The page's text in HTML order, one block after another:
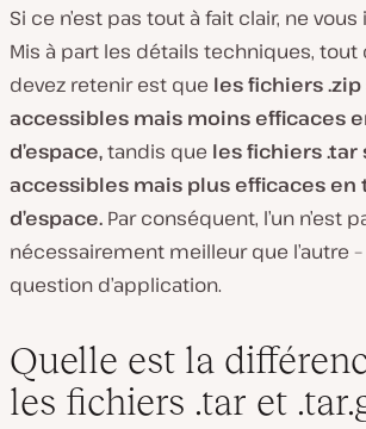
Si ce n’est pas tout à fait clair, ne
Mis à part les détails techniques, tout
devez retenir est que les fichiers
accessibles mais moins efficaces
d’espace,tandis que les fichiers
accessibles mais plus efficaces en
d’espace. Par conséquent, l’un n’est
nécessairement meilleur que l’autre
question d’application.
Quelle est la
les fichiers .tar et